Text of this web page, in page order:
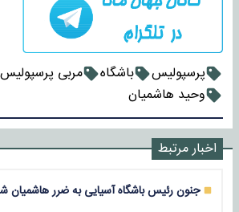
پرسپولیس باشگاه مربی پرسپولیس
وحید هاشمیان
اخبار مرتبط
جنون رئیس باشگاه آسیایی به ضرر هاشمیان